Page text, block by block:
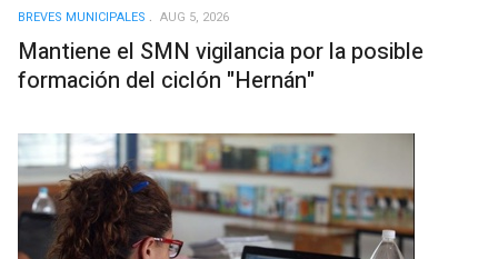
BREVES MUNICIPALES AUG 5, 2026
Mantiene el SMN vigilancia por la posible
formación del ciclón "Hernán"